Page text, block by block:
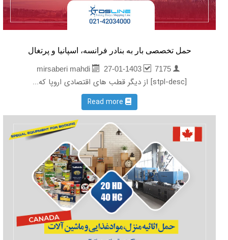
حمل تخصصی بار به بنادر فرانسه، اسپانیا و پرتغال
mirsaberi mahdi
27-01-1403 7175
[stpl-desc] از دیگر قطب های اقتصادی اروپا که...
Read more